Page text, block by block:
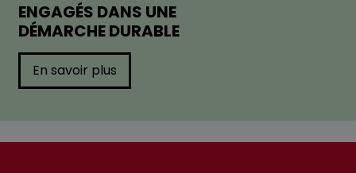
ENGAGÉS DANS UNE
DÉMARCHE DURABLE
En savoir plus